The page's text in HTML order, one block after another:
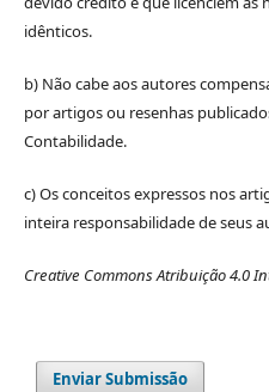
idênticos.
b) Não cabe aos autores
por artigos ou resenhas
Contabilidade.
c) Os conceitos expressos nos
inteira responsabilidade de seus
Creative Commons Atribuição 4.0
Enviar Submissão